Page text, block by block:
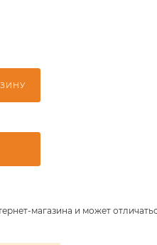
магазина и может